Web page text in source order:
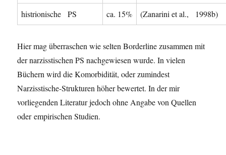
histrionische PS ca. 15% (Zanarini et al., 1998b)
Hier mag überraschen wie selten Borderline zusammen mit
der narzisstischen PS nachgewiesen wurde. In vielen
Büchern wird die Komorbidität, oder zumindest
Narzisstische-Strukturen höher bewertet. In der mir
vorliegenden Literatur jedoch ohne Angabe von Quellen
oder empirischen Studien.